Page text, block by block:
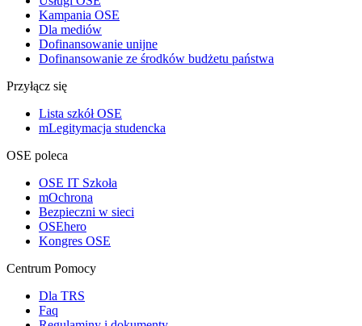
Kampania OSE
Dla mediów
Dofinansowanie unijne
Dofinansowanie ze środków budżetu państwa
Przyłącz się
Lista szkół OSE
mLegitymacja studencka
OSE poleca
OSE IT Szkoła
mOchrona
Bezpieczni w sieci
OSEhero
Kongres OSE
Centrum Pomocy
Dla TRS
Faq